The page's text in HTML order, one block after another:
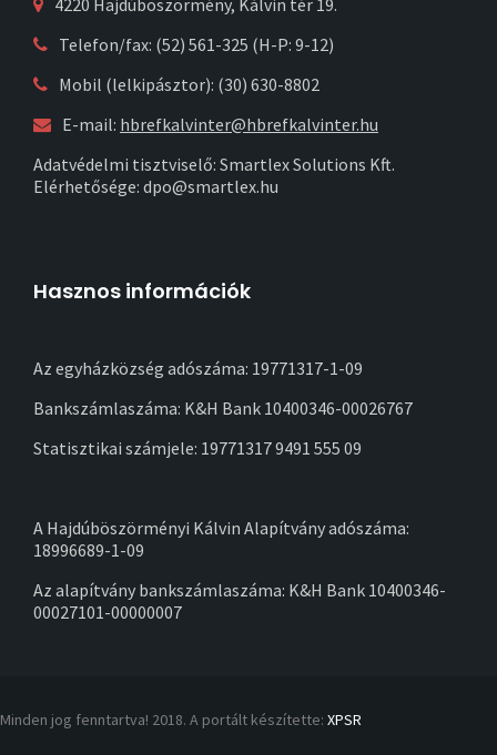
Telefon/fax: (52) 561-325 (H-P: 9-12)
Mobil (lelkipásztor): (30) 630-8802
E-mail: hbrefkalvinter@hbrefkalvinter.hu
Adatvédelmi tisztviselő: Smartlex Solutions Kft.
Elérhetősége: dpo@smartlex.hu
Hasznos információk
Az egyházközség adószáma: 19771317-1-09
Bankszámlaszáma: K&H Bank 10400346-00026767
Statisztikai számjele: 19771317 9491 555 09
A Hajdúböszörményi Kálvin Alapítvány adószáma:
18996689-1-09
Az alapítvány bankszámlaszáma: K&H Bank 10400346-
00027101-00000007
Minden jog fenntartva! 2018. A portált készítette: XPSR